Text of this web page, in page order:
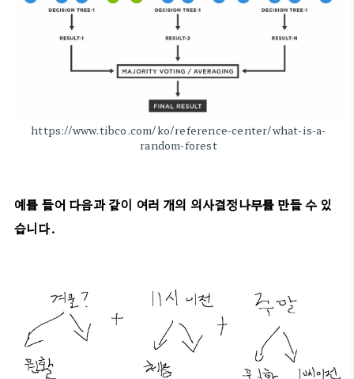
https://www.tibco.com/ko/reference-center/what-is-a-
random-forest
예를 들어 다음과 같이 여러 개의 의사결정나무를 만들 수 있
습니다.